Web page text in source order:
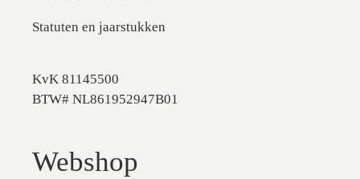
Statuten en jaarstukken
KvK 81145500
BTW# NL861952947B01
Webshop